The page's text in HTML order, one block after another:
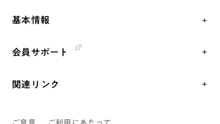
釈尊～法華経
創価学会の三代会長
第2代会長・戸田城聖先生
仏法を語る
年間の活動について
彼岸
「人権文化」「ジェンダー平等」を促進
人道支援
展示活動
基本情報
創価学会 社会憲章
会員サポート
関連リンク
ご意見 ご利用にあたって